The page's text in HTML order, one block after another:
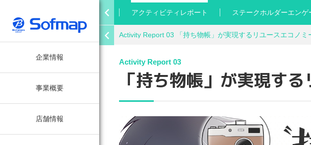
企業情報
事業概要
店舗情報
価値創造プロセス アクティビティレポート ステークホルダーエンゲ
目指す循環型社会への貢献 Activity Report 03 「持ち物帳」が実現するリユースエコノミ
Activity Report 03
「持ち物帳」が実現す